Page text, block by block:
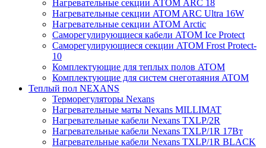
Нагревательные секции АТОМ ARC 18
Нагревательные секции ATOM ARC Ultra 16W
Нагревательные секции АТОМ Arctic
Саморегулирующиеся кабели ATOM Ice Protect
Саморегулирующиеся секции ATOM Frost Protect-
10
Комплектующие для теплых полов ATOM
Комплектующие для систем снеготаяния ATOM
Теплый пол NEXANS
Терморегуляторы Nexans
Нагревательные маты Nexans MILLIMAT
Нагревательные кабели Nexans TXLP/2R
Нагревательные кабели Nexans TXLP/1R 17Вт
Нагревательные кабели Nexans TXLP/1R BLACK